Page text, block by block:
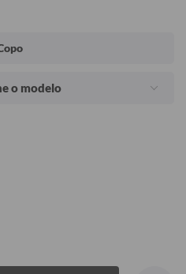
o modelo